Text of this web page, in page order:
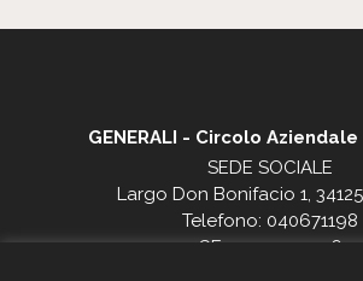
GENERALI - Circolo Aziendale
SEDE SOCIALE
Largo Don Bonifacio 1,
Telefono: 040671198
CF. 90025330326